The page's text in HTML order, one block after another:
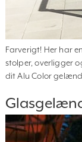
Farverigt! Her har
stolper, overligger
dit Alu Color